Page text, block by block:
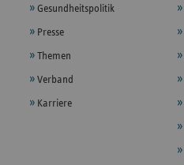
Gesundheitspolitik
Presse
Themen
Verband
Karriere